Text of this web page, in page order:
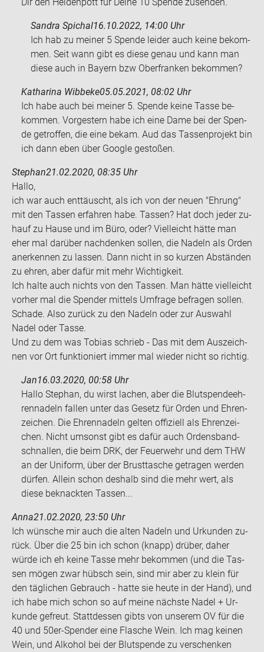
Sandra Spichal16.10.2022, 14:00 Uhr
Ich hab zu mei­ner 5 Spen­de lei­der auch keine be­kom­
men. Seit wann gibt es diese genau und kann man
diese auch in Bay­ern bzw Ober­fran­ken be­kom­men?
Katharina Wibbeke05.05.2021, 08:02 Uhr
Ich habe auch bei mei­ner 5. Spen­de keine Tasse be­
kom­men. Vor­ges­tern habe ich eine Dame bei der Spen­
de ge­trof­fen, die eine bekam. Aud das Tas­sen­pro­jekt bin
ich dann eben über Goog­le ge­sto­ßen.
Stephan21.02.2020, 08:35 Uhr
Hallo,
ich war auch ent­täuscht, als ich von der neuen "Eh­rung"
mit den Tas­sen er­fah­ren habe. Tas­sen? Hat doch jeder zu­
hauf zu Hause und im Büro, oder? Viel­leicht hätte man
eher mal dar­über nach­den­ken sol­len, die Na­deln als Orden
an­er­ken­nen zu las­sen. Dann nicht in so kur­zen Ab­stän­den
zu ehren, aber dafür mit mehr Wich­tig­keit.
Ich halte auch nichts von den Tas­sen. Man hätte viel­leicht
vor­her mal die Spen­der mit­tels Um­fra­ge be­fra­gen sol­len.
Scha­de. Also zu­rück zu den Na­deln oder zur Aus­wahl
Nadel oder Tasse.
Und zu dem was To­bi­as schrieb - Das mit dem Aus­zeich­
nen vor Ort funk­tio­niert immer mal wie­der nicht so rich­tig.
Jan16.03.2020, 00:58 Uhr
Hallo Ste­phan, du wirst la­chen, aber die Blut­spen­de­eh­
ren­na­deln fal­len unter das Ge­setz für Orden und Eh­ren­
zei­chen. Die Eh­ren­na­deln gel­ten of­fi­zi­ell als Eh­ren­zei­
chen. Nicht um­sonst gibt es dafür auch Or­dens­band­
schnal­len, die beim DRK, der Feu­er­wehr und dem THW
an der Uni­form, über der Brust­ta­sche ge­tra­gen wer­den
dür­fen. Al­lein schon des­halb sind die mehr wert, als
diese be­knack­ten Tas­sen...
Anna21.02.2020, 23:50 Uhr
Ich wün­sche mir auch die alten Na­deln und Ur­kun­den zu­
rück. Über die 25 bin ich schon (knapp) drü­ber, daher
würde ich eh keine Tasse mehr be­kom­men (und die Tas­
sen mögen zwar hübsch sein, sind mir aber zu klein für
den täg­li­chen Ge­brauch - hatte sie heute in der Hand), und
ich habe mich schon so auf meine nächs­te Nadel + Ur­
kun­de ge­freut. Statt­des­sen gibts von un­se­rem OV für die
40 und 50er-​Spender eine Fla­sche Wein. Ich mag kei­nen
Wein, und Al­ko­hol bei der Blut­spen­de zu ver­schen­ken